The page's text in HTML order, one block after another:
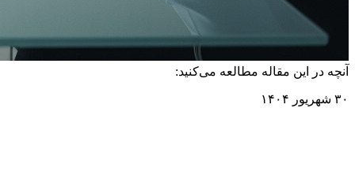
آنچه در این مقاله مطالعه می‌کنید:
۳۰ شهریور ۱۴۰۴